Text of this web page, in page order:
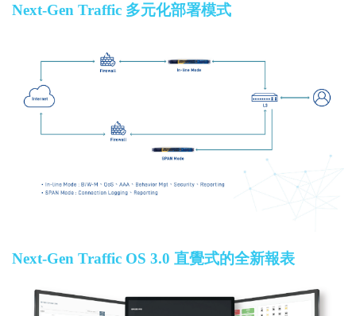
Next-Gen Traffic 多元化部署模式
Next-Gen Traffic OS 3.0 直覺式的全新報表